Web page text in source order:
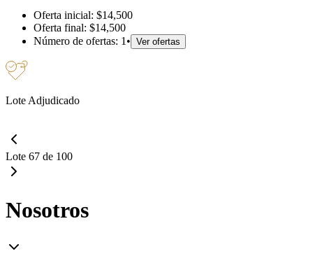
Oferta inicial: $14,500
Oferta final: $14,500
Número de ofertas: 1 • Ver ofertas
Lote Adjudicado
Lote 67 de 100
Nosotros